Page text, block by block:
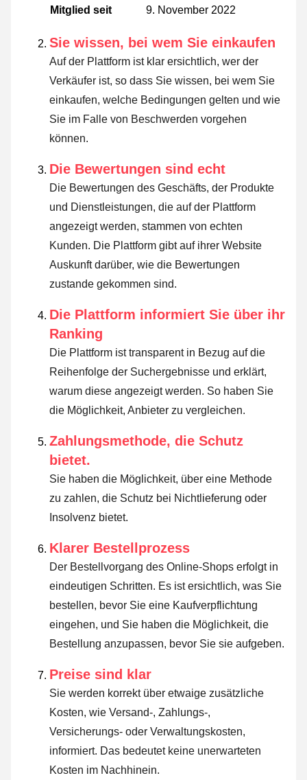
Mitglied seit
9. November 2022
Sie wissen, bei wem Sie einkaufen
Auf der Plattform ist klar ersichtlich, wer der
Verkäufer ist, so dass Sie wissen, bei wem Sie
einkaufen, welche Bedingungen gelten und wie
Sie im Falle von Beschwerden vorgehen
können.
Die Bewertungen sind echt
Die Bewertungen des Geschäfts, der Produkte
und Dienstleistungen, die auf der Plattform
angezeigt werden, stammen von echten
Kunden. Die Plattform gibt auf ihrer Website
Auskunft darüber, wie die Bewertungen
zustande gekommen sind.
Die Plattform informiert Sie über ihr
Ranking
Die Plattform ist transparent in Bezug auf die
Reihenfolge der Suchergebnisse und erklärt,
warum diese angezeigt werden. So haben Sie
die Möglichkeit, Anbieter zu vergleichen.
Zahlungsmethode, die Schutz
bietet.
Sie haben die Möglichkeit, über eine Methode
zu zahlen, die Schutz bei Nichtlieferung oder
Insolvenz bietet.
Klarer Bestellprozess
Der Bestellvorgang des Online-Shops erfolgt in
eindeutigen Schritten. Es ist ersichtlich, was Sie
bestellen, bevor Sie eine Kaufverpflichtung
eingehen, und Sie haben die Möglichkeit, die
Bestellung anzupassen, bevor Sie sie aufgeben.
Preise sind klar
Sie werden korrekt über etwaige zusätzliche
Kosten, wie Versand-, Zahlungs-,
Versicherungs- oder Verwaltungskosten,
informiert. Das bedeutet keine unerwarteten
Kosten im Nachhinein.